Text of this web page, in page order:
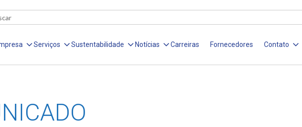
Serviços Sustentabilidade Notícias Carreiras Fornecedores Contato